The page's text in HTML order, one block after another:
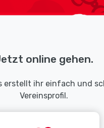
online gehen.
erstellt ihr einfach und
Vereinsprofil.